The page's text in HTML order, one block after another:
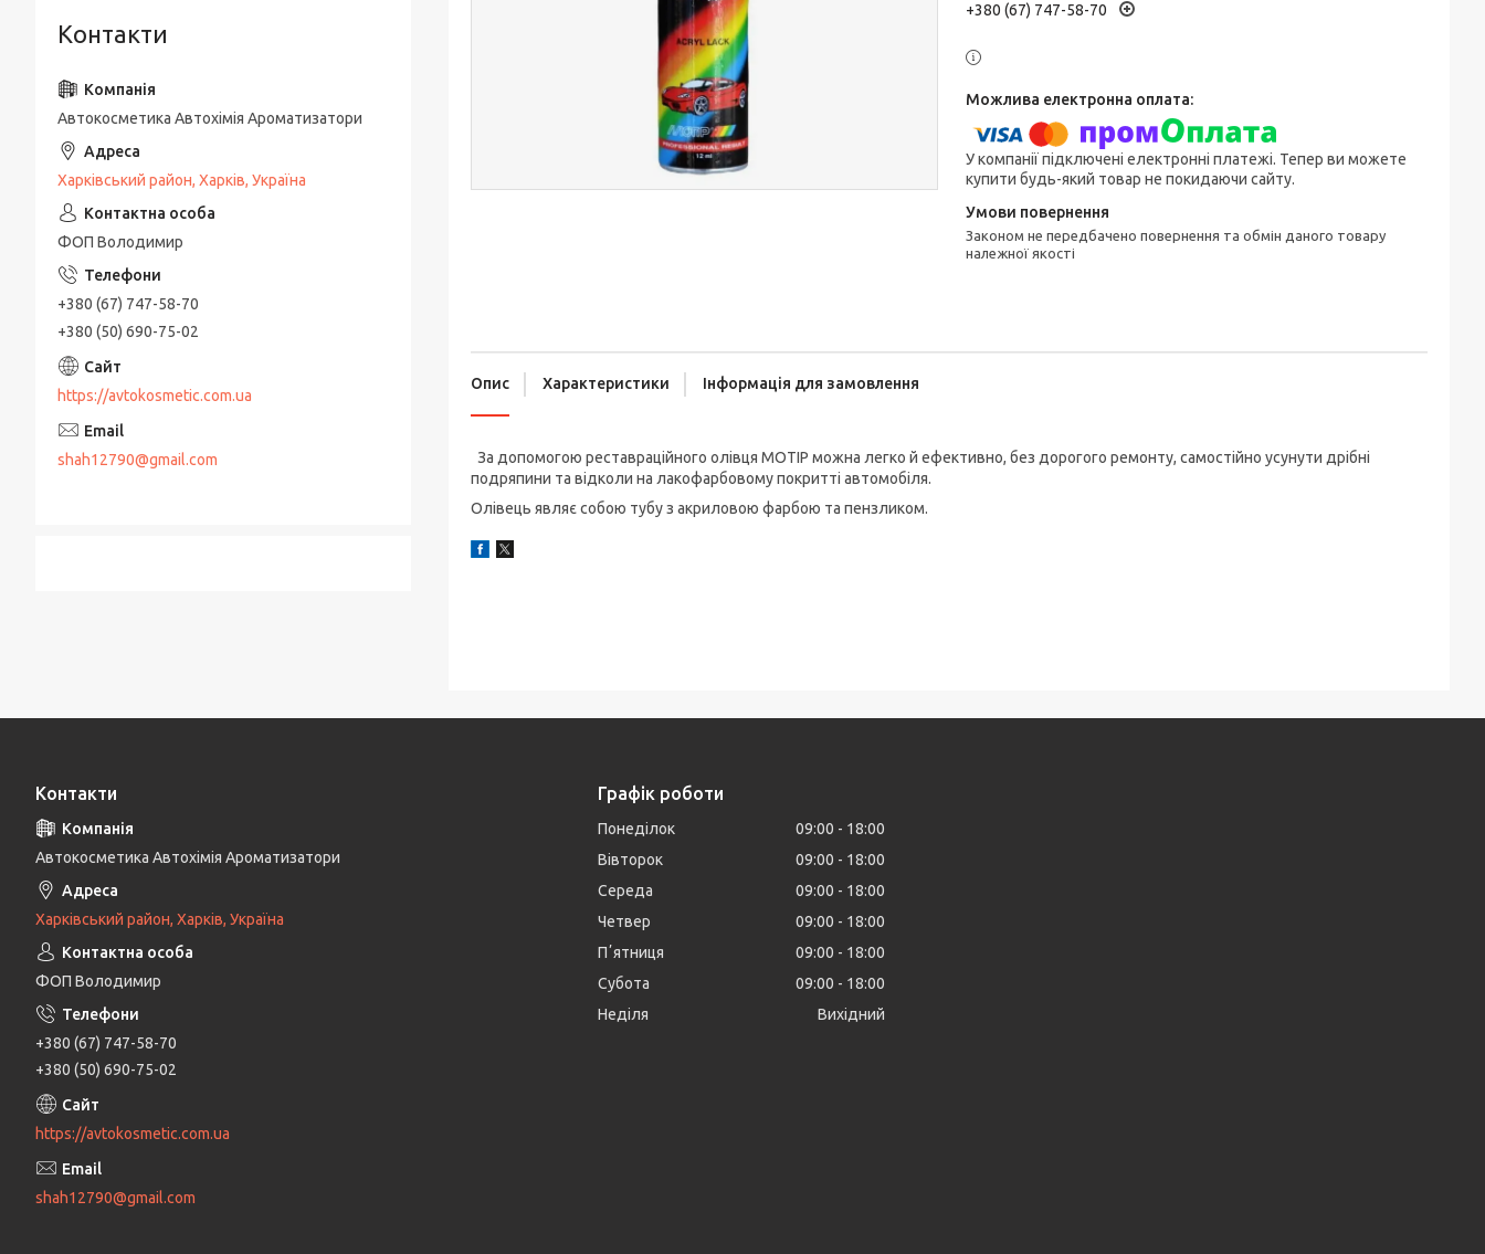
+380 (67) 747-58-70
У компанії підключені електронні платежі. Тепер ви можете
купити будь-який товар не покидаючи сайту.
Законом не передбачено повернення та обмін даного товару
належної якості
Опис Характеристики Інформація для замовлення
За допомогою реставраційного олівця MOTIP можна легко й ефективно, без дорогого ремонту, самостійно усунути дрібні
подряпини та відколи на лакофарбовому покритті автомобіля.
Олівець являє собою тубу з акриловою фарбою та пензликом.
Контакти
Автокосметика Автохімія Ароматизатори
Харківський район, Харків, Україна
ФОП Володимир
+380 (67) 747-58-70
+380 (50) 690-75-02
https://avtokosmetic.com.ua
shah12790@gmail.com
Контакти
Автокосметика Автохімія Ароматизатори
Харківський район, Харків, Україна
ФОП Володимир
+380 (67) 747-58-70
+380 (50) 690-75-02
https://avtokosmetic.com.ua
shah12790@gmail.com
Графік роботи
Понеділок 09:00
18:00
Вівторок
09:00
18:00
Середа
09:00
18:00
Четвер
09:00
18:00
Пʼятниця
09:00
18:00
Субота
09:00
18:00
Неділя
Вихідний